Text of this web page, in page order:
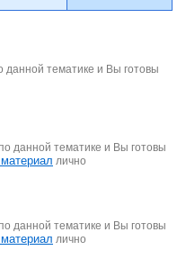
тематике и Вы готовы
данной тематике и Вы готовы
лично
данной тематике и Вы готовы
лично